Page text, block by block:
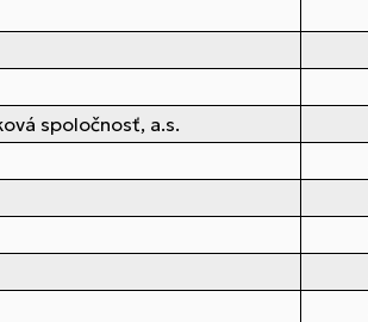
spoločnosť, a.s.